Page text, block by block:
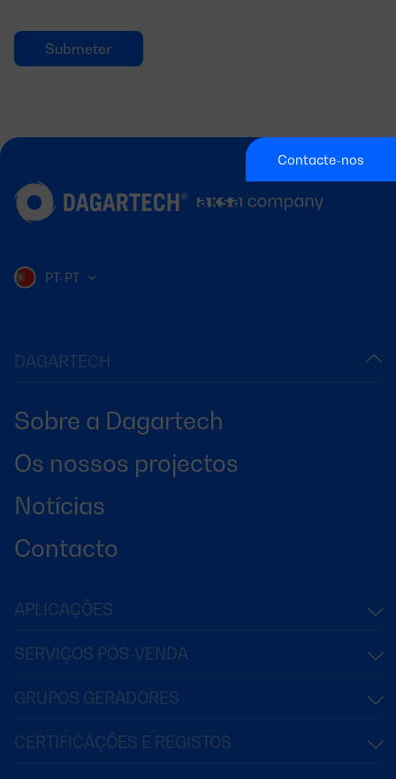
Contacte-nos
DAGARTECH
Sobre a Dagartech
Os nossos projectos
Notícias
Contacto
PT-PT
APLICAÇÕES
SERVIÇOS PÓS-VENDA
GRUPOS GERADORES
CERTIFICAÇÕES E REGISTOS